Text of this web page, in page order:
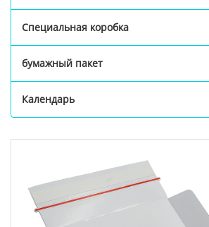
Специальная коробка
бумажный пакет
Календарь